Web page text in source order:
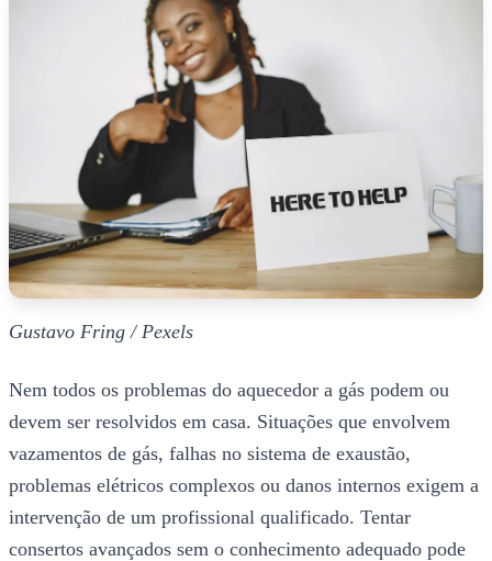
Gustavo Fring / Pexels
Nem todos os problemas do aquecedor a gás podem ou
devem ser resolvidos em casa. Situações que envolvem
vazamentos de gás, falhas no sistema de exaustão,
problemas elétricos complexos ou danos internos exigem a
intervenção de um profissional qualificado. Tentar
consertos avançados sem o conhecimento adequado pode